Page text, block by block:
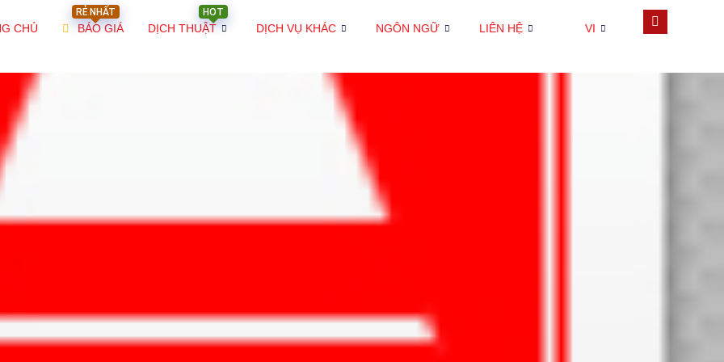
CHỦ
RẺ NHẤT
BÁO GIÁ
HOT
DỊCH THUẬT DỊCH VỤ KHÁC NGÔN NGỮ LIÊN HỆ VI